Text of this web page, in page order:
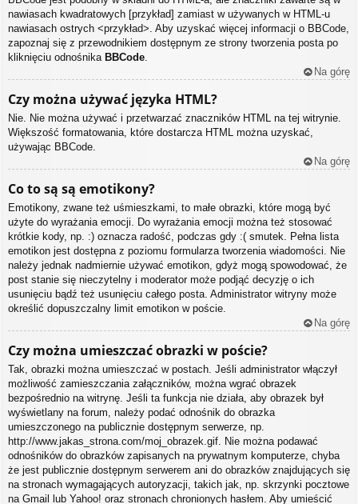
nawiasach kwadratowych [przykład] zamiast w używanych w HTML-u
nawiasach ostrych <przykład>. Aby uzyskać więcej informacji o BBCode,
zapoznaj się z przewodnikiem dostępnym ze strony tworzenia posta po
kliknięciu odnośnika BBCode
Na górę
Czy można używać języka HTML?
Nie. Nie można używać i przetwarzać znaczników HTML na tej witrynie.
Większość formatowania, które dostarcza HTML można uzyskać,
używając BBCode.
Na górę
Co to są są emotikony?
Emotikony, zwane też uśmieszkami, to małe obrazki, które mogą być
użyte do wyrażania emocji. Do wyrażania emocji można też stosować
krótkie kody, np. :) oznacza radość, podczas gdy :( smutek. Pełna lista
emotikon jest dostępna z poziomu formularza tworzenia wiadomości. Nie
należy jednak nadmiernie używać emotikon, gdyż mogą spowodować, że
post stanie się nieczytelny i moderator może podjąć decyzję o ich
usunięciu bądź też usunięciu całego posta. Administrator witryny może
określić dopuszczalny limit emotikon w poście.
Na górę
Czy można umieszczać obrazki w poście?
Tak, obrazki można umieszczać w postach. Jeśli administrator włączył
możliwość zamieszczania załączników, można wgrać obrazek
bezpośrednio na witrynę. Jeśli ta funkcja nie działa, aby obrazek był
wyświetlany na forum, należy podać odnośnik do obrazka
umieszczonego na publicznie dostępnym serwerze, np.
http://www.jakas_strona.com/moj_obrazek.gif. Nie można podawać
odnośników do obrazków zapisanych na prywatnym komputerze, chyba
że jest publicznie dostępnym serwerem ani do obrazków znajdujących się
na stronach wymagających autoryzacji, takich jak, np. skrzynki pocztowe
na Gmail lub Yahoo! oraz stronach chronionych hasłem. Aby umieścić